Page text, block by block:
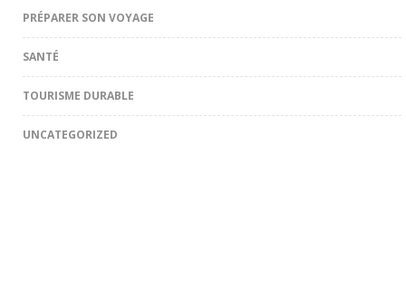
PRÉPARER SON VOYAGE
SANTÉ
TOURISME DURABLE
UNCATEGORIZED